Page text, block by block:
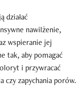
działać
nawilżenie,
wspieranie jej
tak, aby pomagać
i przywracać
czy zapychania porów.